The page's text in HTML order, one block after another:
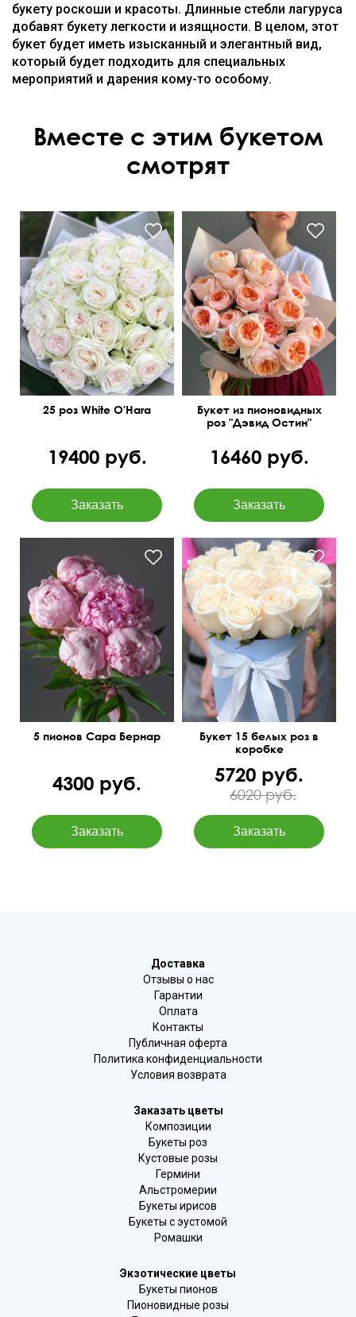
букету роскоши и красоты. Длинные стебли лагуруса
добавят букету легкости и изящности. В целом, этот
букет будет иметь изысканный и элегантный вид,
который будет подходить для специальных
мероприятий и дарения кому-то особому.
Вместе с этим букетом
смотрят
25 роз White O'Hara
19400 руб.
Букет из пионовидных
роз "Дэвид Остин"
16460 руб.
5 пионов Сара Бернар
4300 руб.
Букет 15 белых роз в
коробке
5720 руб.
6020 руб.
Доставка
Отзывы о нас
Гарантии
Оплата
Контакты
Публичная оферта
Политика конфиденциальности
Условия возврата
Заказать цветы
Композиции
Букеты роз
Кустовые розы
Гермини
Альстромерии
Букеты ирисов
Букеты с эустомой
Ромашки
Экзотические цветы
Букеты пионов
Пионовидные розы